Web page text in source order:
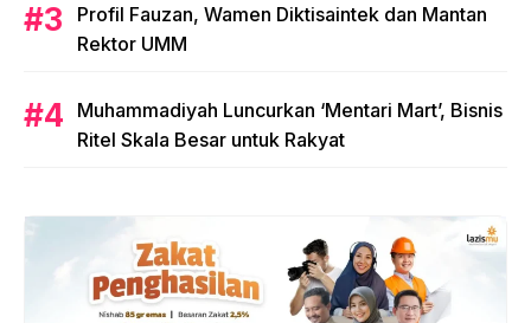
Profil Fauzan, Wamen Diktisaintek dan Mantan
Rektor UMM
Muhammadiyah Luncurkan ‘Mentari Mart’, Bisnis
Ritel Skala Besar untuk Rakyat